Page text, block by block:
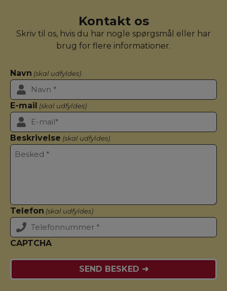
Kontakt os
Skriv til os, hvis du har nogle spørgsmål eller har
brug for flere informationer.
Navn (skal udfyldes)
E-mail (skal udfyldes)
Beskrivelse (skal udfyldes)
Telefon (skal udfyldes)
CAPTCHA